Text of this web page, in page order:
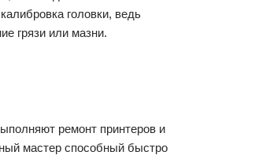
головки, ведь
грязи или мазни.
ремонт принтеров и
мастер способный быстро